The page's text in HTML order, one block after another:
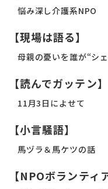
悩み深し介護系NPO
【現場は語る】
母親の憂いを誰が“シ
【読んでガッテン】
11月3日によせて
【小言騒語】
馬ヅラ＆馬ケツの話
【NPOボランティ